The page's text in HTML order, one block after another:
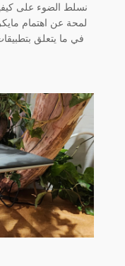
نسلط الضوء على
في ما يتعلق